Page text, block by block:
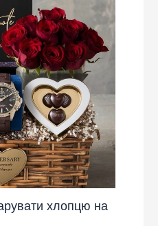
хлопцю на